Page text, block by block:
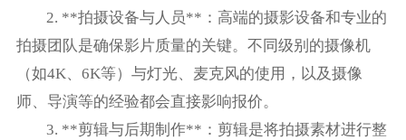
2. **拍摄设备与人员**：高端的摄影设备和专业的
拍摄团队是确保影片质量的关键。不同级别的摄像机
（如4K、6K等）与灯光、麦克风的使用，以及摄像
师、导演等的经验都会直接影响报价。
3. **剪辑与后期制作**：剪辑是将拍摄素材进行整